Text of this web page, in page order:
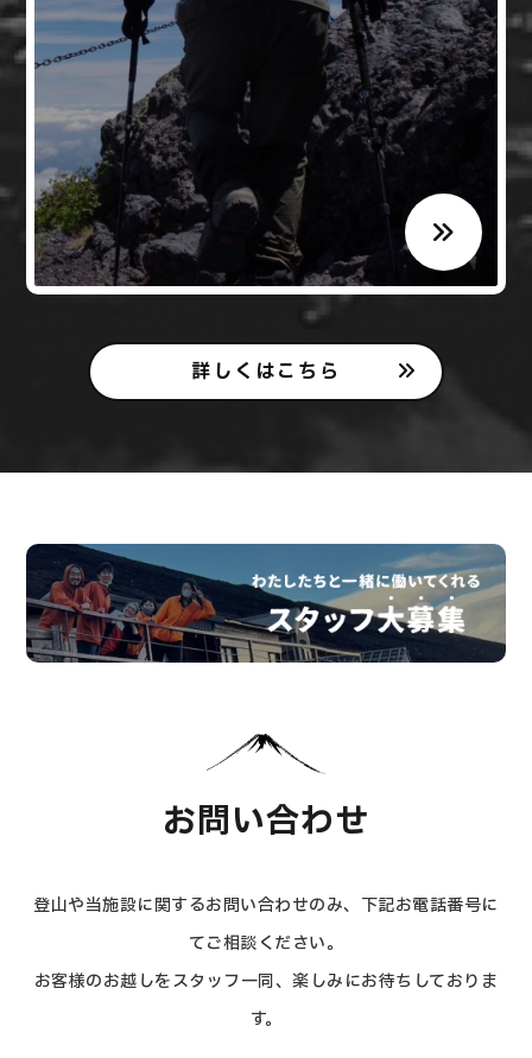
詳しくはこちら
お問い合わせ
登山や当施設に関するお問い合わせのみ、下記お電話番号に
てご相談ください。
お客様のお越しをスタッフ一同、楽しみにお待ちしておりま
す。